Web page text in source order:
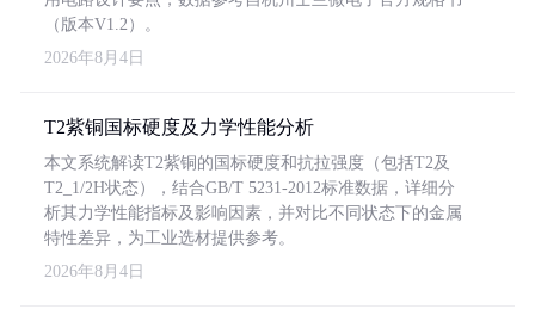
（版本V1.2）。
2026年8月4日
T2紫铜国标硬度及力学性能分析
本文系统解读T2紫铜的国标硬度和抗拉强度（包括T2及
T2_1/2H状态），结合GB/T 5231-2012标准数据，详细分
析其力学性能指标及影响因素，并对比不同状态下的金属
特性差异，为工业选材提供参考。
2026年8月4日